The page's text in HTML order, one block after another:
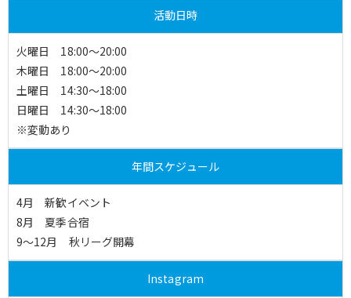
活動日時
火曜日 18:00～20:00
木曜日 18:00～20:00
土曜日 14:30～18:00
日曜日 14:30～18:00
※変動あり
年間スケジュール
4月 新歓イベント
8月 夏季合宿
9〜12月 秋リーグ開幕
Instagram